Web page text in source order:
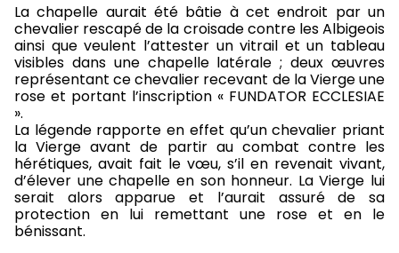
La chapelle aurait été bâtie à cet endroit par un
chevalier rescapé de la croisade contre les Albigeois
ainsi que veulent l’attester un vitrail et un tableau
visibles dans une chapelle latérale ; deux œuvres
représentant ce chevalier recevant de la Vierge une
rose et portant l’inscription « FUNDATOR ECCLESIAE
».
La légende rapporte en effet qu’un chevalier priant
la Vierge avant de partir au combat contre les
hérétiques, avait fait le vœu, s’il en revenait vivant,
d’élever une chapelle en son honneur. La Vierge lui
serait alors apparue et l’aurait assuré de sa
protection en lui remettant une rose et en le
bénissant.